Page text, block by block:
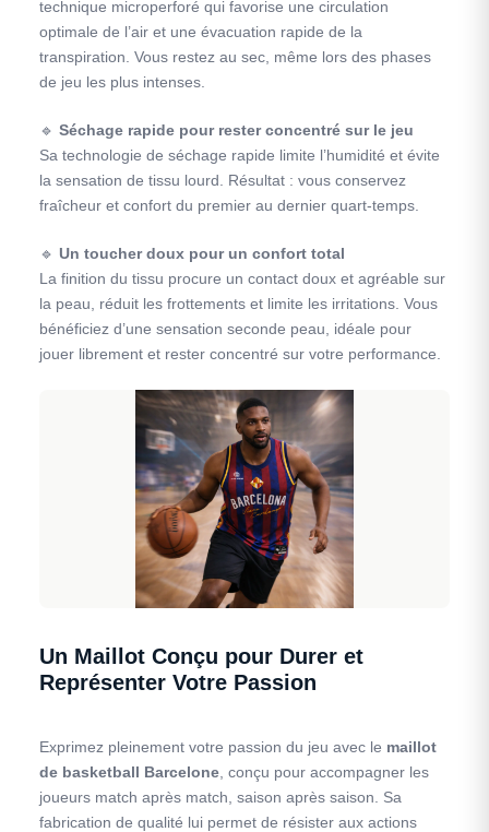
technique microperforé qui favorise une circulation
optimale de l’air et une évacuation rapide de la
transpiration. Vous restez au sec, même lors des phases
de jeu les plus intenses.
🔹 Séchage rapide pour rester concentré sur le jeu
Sa technologie de séchage rapide limite l’humidité et évite
la sensation de tissu lourd. Résultat : vous conservez
fraîcheur et confort du premier au dernier quart-temps.
🔹 Un toucher doux pour un confort total
La finition du tissu procure un contact doux et agréable sur
la peau, réduit les frottements et limite les irritations. Vous
bénéficiez d’une sensation seconde peau, idéale pour
jouer librement et rester concentré sur votre performance.
Un Maillot Conçu pour Durer et
Représenter Votre Passion
Exprimez pleinement votre passion du jeu avec le maillot
de basketball Barcelone , conçu pour accompagner les
joueurs match après match, saison après saison. Sa
fabrication de qualité lui permet de résister aux actions